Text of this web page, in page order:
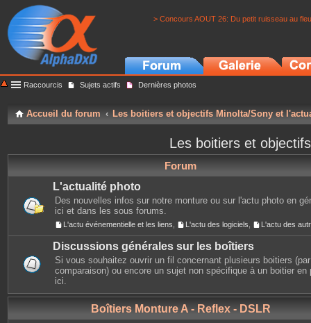
> Concours AOUT 26: Du petit ruisseau au
Raccourcis Sujets actifs Dernières photos
Accueil du forum Les boitiers et objectifs Minolta/Sony et
Les boitiers et
Forum
L'actualité photo
Des nouvelles infos sur notre monture ou sur l'actu photo en
ici et dans les sous forums.
L'actu événementielle et les liens L'actu des logiciels L'actu des
Discussions générales sur les boîtiers
Si vous souhaitez ouvrir un fil concernant plusieurs boitiers
comparaison) ou encore un sujet non spécifique à un boitier en
ici.
Boîtiers Monture A - Reflex - DSLR